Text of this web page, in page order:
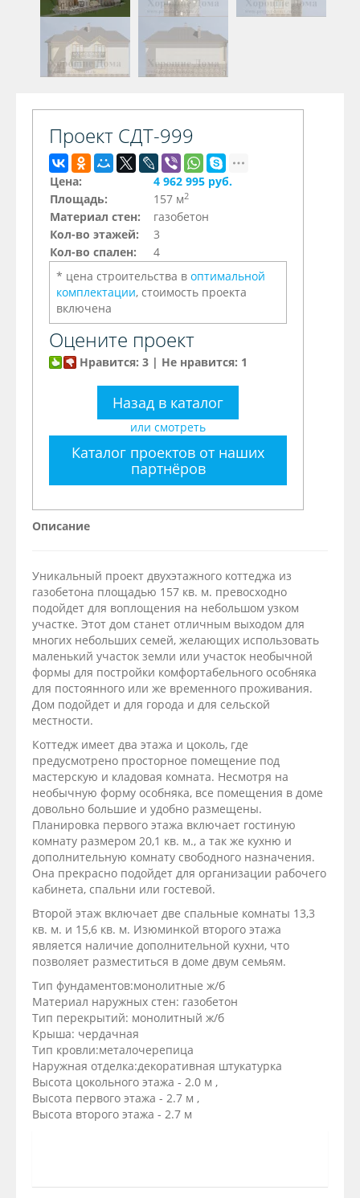
Проект СДТ-999
Цена:
4 962 995 руб.
Площадь:
157 м2
Материал стен:
газобетон
Кол-во этажей:
3
Кол-во спален:
4
* цена строительства в оптимальной
комплектации, стоимость проекта
включена
Оцените проект
Нравится: 3 | Не нравится: 1
Назад в каталог
или смотреть
Каталог проектов от наших
партнёров
Описание
Уникальный проект двухэтажного коттеджа из
газобетона площадью 157 кв. м. превосходно
подойдет для воплощения на небольшом узком
участке. Этот дом станет отличным выходом для
многих небольших семей, желающих использовать
маленький участок земли или участок необычной
формы для постройки комфортабельного особняка
для постоянного или же временного проживания.
Дом подойдет и для города и для сельской
местности.
Коттедж имеет два этажа и цоколь, где
предусмотрено просторное помещение под
мастерскую и кладовая комната. Несмотря на
необычную форму особняка, все помещения в доме
довольно большие и удобно размещены.
Планировка первого этажа включает гостиную
комнату размером 20,1 кв. м., а так же кухню и
дополнительную комнату свободного назначения.
Она прекрасно подойдет для организации рабочего
кабинета, спальни или гостевой.
Второй этаж включает две спальные комнаты 13,3
кв. м. и 15,6 кв. м. Изюминкой второго этажа
является наличие дополнительной кухни, что
позволяет разместиться в доме двум семьям.
Тип фундаментов:монолитные ж/б
Материал наружных стен: газобетон
Тип перекрытий: монолитный ж/б
Крыша: чердачная
Тип кровли:металочерепица
Наружная отделка:декоративная штукатурка
Высота цокольного этажа - 2.0 м ,
Высота первого этажа - 2.7 м ,
Высота второго этажа - 2.7 м